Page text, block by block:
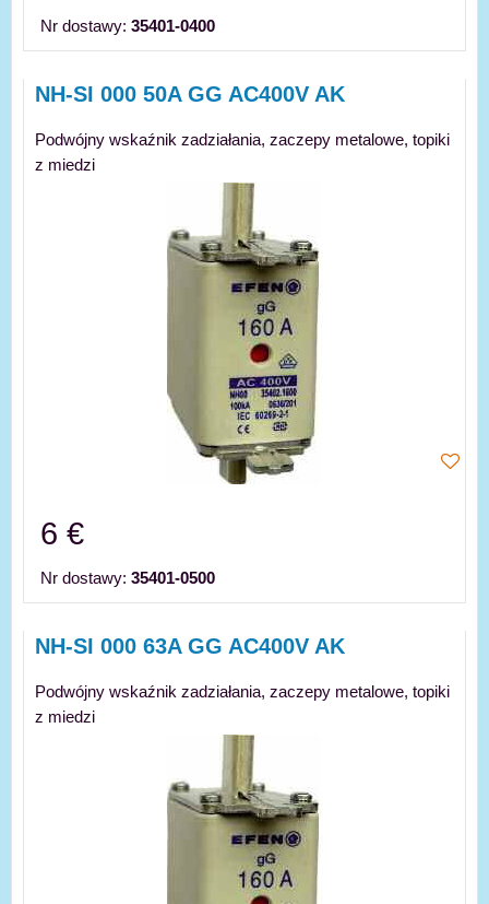
Nr dostawy: 35401-0400
NH-SI 000 50A GG AC400V AK
Podwójny wskaźnik zadziałania, zaczepy metalowe, topiki
z miedzi
6 €
Nr dostawy: 35401-0500
NH-SI 000 63A GG AC400V AK
Podwójny wskaźnik zadziałania, zaczepy metalowe, topiki
z miedzi